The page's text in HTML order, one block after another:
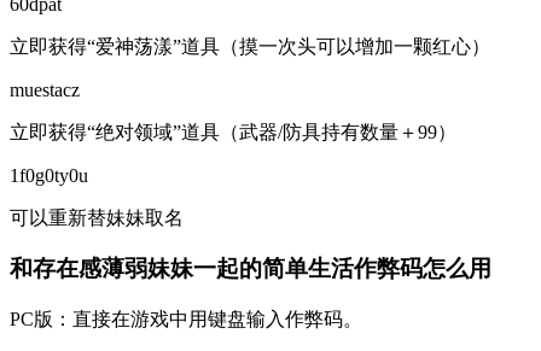
立即获得“爱神荡漾”道具（摸一次头可以增加一颗红心）
muestacz
立即获得“绝对领域”道具（武器/防具持有数量＋99）
1f0g0ty0u
可以重新替妹妹取名
和存在感薄弱妹妹一起的简单生活作弊码怎么用
PC版：直接在游戏中用键盘输入作弊码。